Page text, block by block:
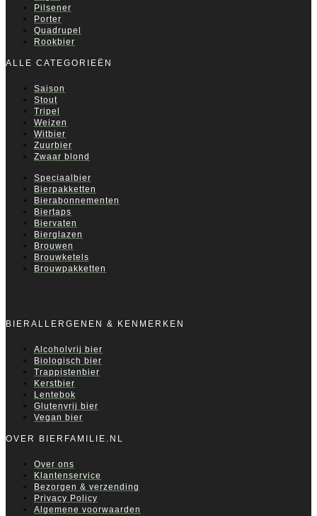
Pilsener
Porter
Quadrupel
Rookbier
ALLE CATEGORIEËN
Saison
Stout
Tripel
Weizen
Witbier
Zuurbier
Zwaar blond
Speciaalbier
Bierpakketten
Bierabonnementen
Biertaps
Biervaten
Bierglazen
Brouwen
Brouwketels
Brouwpakketten
BIERALLERGENEN & KENMERKEN
Alcoholvrij bier
Biologisch bier
Trappistenbier
Kerstbier
Lentebok
Glutenvrij bier
Vegan bier
OVER BIERFAMILIE.NL
Over ons
Klantenservice
Bezorgen & verzending
Privacy Policy
Algemene voorwaarden